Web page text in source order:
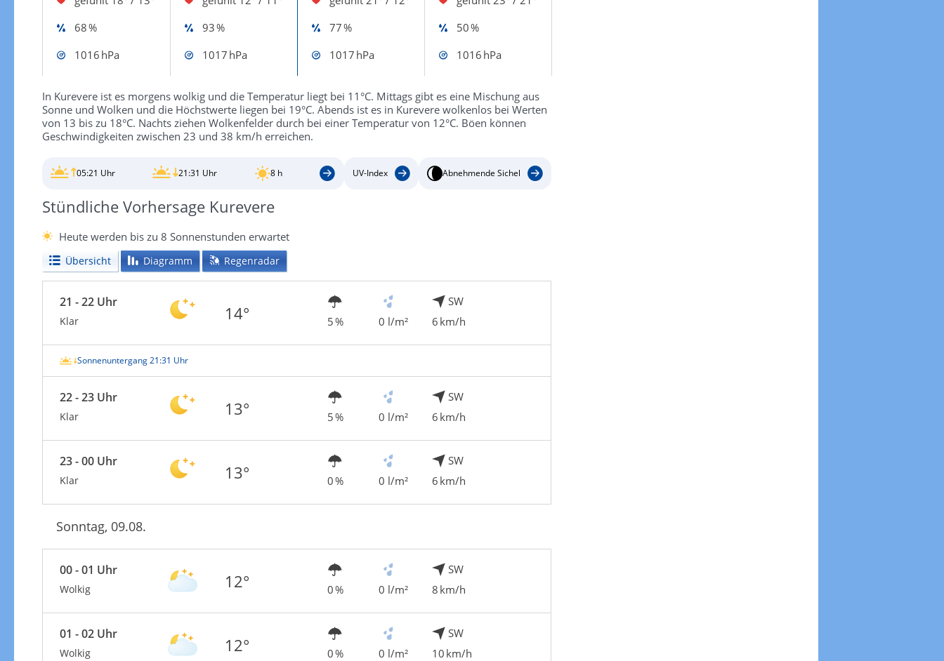
68 %
93 % 77 %
50 %
1016 hPa
1017 hPa 1017 hPa 1016 hPa
In Kurevere ist es morgens wolkig und die Temperatur liegt bei 11°C. Mittags gibt es eine Mischung aus
Sonne und Wolken und die Höchstwerte liegen bei 19°C. Abends ist es in Kurevere wolkenlos bei Werten
von 13 bis zu 18°C. Nachts ziehen Wolkenfelder durch bei einer Temperatur von 12°C. Böen können
Geschwindigkeiten zwischen 23 und 38 km/h erreichen.
05:21 Uhr 21:31 Uhr 8 h UV-Index Abnehmende Sichel
Stündliche Vorhersage Kurevere
Heute werden bis zu 8 Sonnenstunden erwartet
Übersicht Diagramm Regenradar
21 - 22 Uhr
Klar 14° 5 % 0 l/m²
SW
6 km/h
Sonnenuntergang 21:31 Uhr
22 - 23 Uhr
Klar 13° 5 % 0 l/m²
SW
6 km/h
23 - 00 Uhr
Klar 13° 0 % 0 l/m²
SW
6 km/h
Sonntag, 09.08.
00 - 01 Uhr
Wolkig 12° 0 % 0 l/m²
SW
8 km/h
01 - 02 Uhr
Wolkig 12° 0 % 0 l/m²
SW
10 km/h